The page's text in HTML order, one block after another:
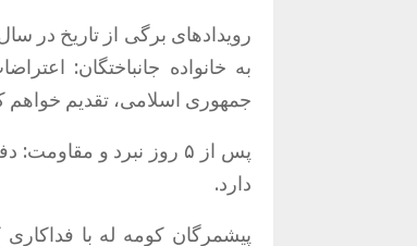
به خانواده جانباختگان:
جمهوری اسلامی، تقدیم خواهم
پس از ۵ روز نبرد و مقاومت:
دارد.
پیشمرگان کومه له با فداکاری